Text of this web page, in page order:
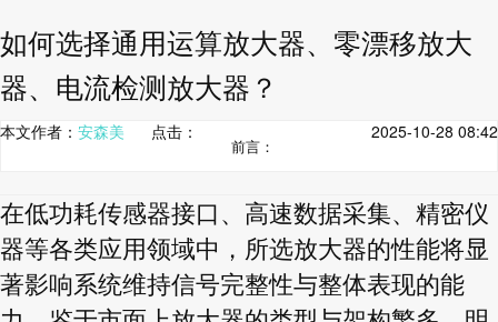
如何选择通用运算放大器、零漂移放大
器、电流检测放大器？
本文作者： 安森美 点击： 2025-10-28 08:42
前言：
在低功耗传感器接口、高速数据采集、精密仪
器等各类应用领域中，所选放大器的性能将显
著影响系统维持信号完整性与整体表现的能